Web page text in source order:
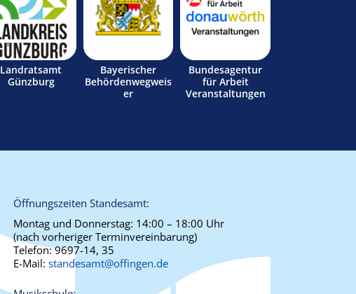
Landratsamt
Günzburg
Bayerischer
Behördenwegweis
er
Bundesagentur
für Arbeit
Veranstaltungen
Öffnungszeiten Standesamt:
Montag und Donnerstag: 14:00 – 18:00 Uhr
(nach vorheriger Terminvereinbarung)
Telefon:9697-14, 35
E-Mail:standesamt@offingen.de